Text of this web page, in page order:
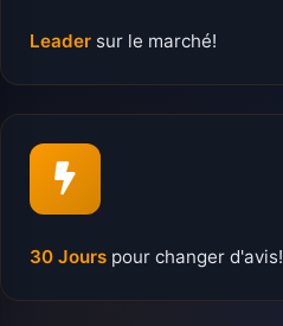
Leader sur le marché!
30 Jours pour changer d'avis!